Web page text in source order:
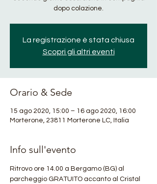
dopo colazione.
La registrazione è stata chiusa
Scopri gli altri eventi
Orario & Sede
15 ago 2020, 15:00 – 16 ago 2020, 16:00
Morterone, 23811 Morterone LC, Italia
Info sull'evento
Ritrovo ore 14.00 a Bergamo (BG) al
parcheggio GRATUITO accanto al Cristal